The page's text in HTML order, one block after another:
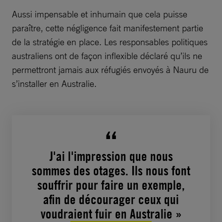
Aussi impensable et inhumain que cela puisse
paraître, cette négligence fait manifestement partie
de la stratégie en place. Les responsables politiques
australiens ont de façon inflexible déclaré qu’ils ne
permettront jamais aux réfugiés envoyés à Nauru de
s’installer en Australie.
J'ai l'impression que nous
sommes des otages. Ils nous font
souffrir pour faire un exemple,
afin de décourager ceux qui
voudraient fuir en Australie »